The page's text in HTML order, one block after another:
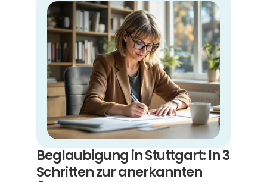
Beglaubigung in Stuttgart: In 3
Schritten zur anerkannten